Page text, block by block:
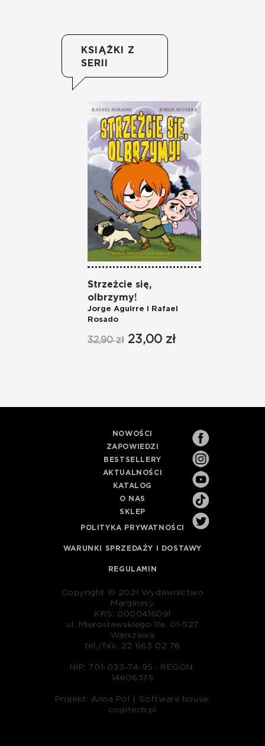
KSIĄŻKI Z
SERII
Strzeżcie się,
olbrzymy!
Jorge Aguirre i Rafael
Rosado
32,90 zł 23,00 zł
NOWOŚCI
ZAPOWIEDZI
BESTSELLERY
AKTUALNOŚCI
KATALOG
O NAS
SKLEP
POLITYKA PRYWATNOŚCI
WARUNKI SPRZEDAŻY I DOSTAWY
REGULAMIN
Copyright © 2021 Wydawnictwo
Marginesy
KRS: 0000416091
ul. Mierosławskiego 11a, 01-527
Warszawa
tel./fax. 22 663 02 76
NIP: 701-033-74-95 , REGON:
14606375
Projekt: Anna Pol |
Software house:
cogitech.pl